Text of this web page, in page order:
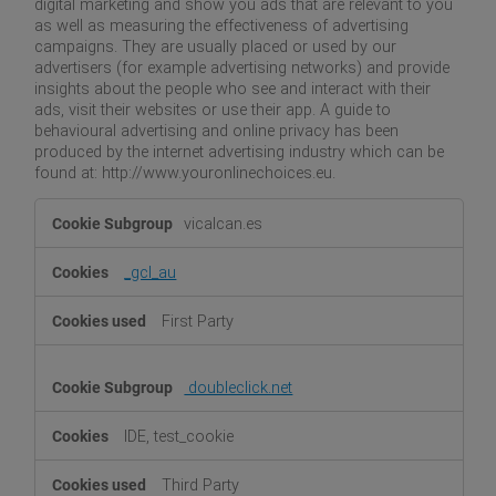
as well as measuring the effectiveness of advertising
campaigns. They are usually placed or used by our
advertisers (for example advertising networks) and provide
insights about the people who see and interact with their
ads, visit their websites or use their app. A guide to
behavioural advertising and online privacy has been
produced by the internet advertising industry which can be
found at: http://www.youronlinechoices.eu.
vicalcan.es
_gcl_au
First Party
doubleclick.net
IDE, test_cookie
Third Party